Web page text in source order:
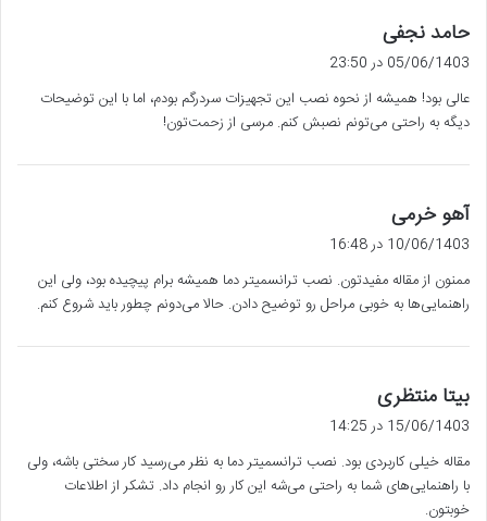
حامد نجفی
ت
:
05/06/1403 در 23:50
عالی بود! همیشه از نحوه نصب این تجهیزات سردرگم بودم، اما با این توضیحات
دیگه به راحتی می‌تونم نصبش کنم. مرسی از زحمت‌تون!
آهو خرمی
ف10/06/1403 در 16:48
ممنون از مقاله مفیدتون. نصب ترانسمیتر دما همیشه برام پیچیده بود، ولی این
راهنمایی‌ها به خوبی مراحل رو توضیح دادن. حالا می‌دونم چطور باید شروع کنم.
بیتا منتظری
ت
:
15/06/1403 در 14:25
مقاله خیلی کاربردی بود. نصب ترانسمیتر دما به نظر می‌رسید کار سختی باشه، ولی
با راهنمایی‌های شما به راحتی می‌شه این کار رو انجام داد. تشکر از اطلاعات
خوبتون.